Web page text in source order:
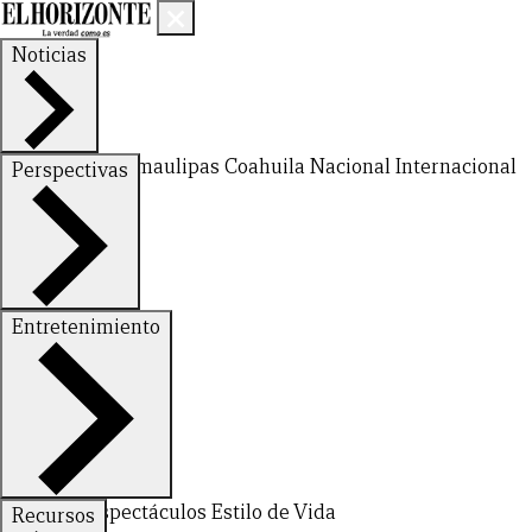
Noticias
Nuevo LeónTamaulipas Coahuila NacionalInternacional
Perspectivas
FinanzasOpinión
Entretenimiento
DeportesEspectáculos Estilo de Vida
Recursos